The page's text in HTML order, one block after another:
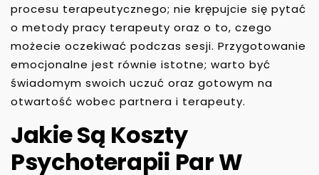
procesu terapeutycznego; nie krępujcie się pytać
o metody pracy terapeuty oraz o to, czego
możecie oczekiwać podczas sesji. Przygotowanie
emocjonalne jest równie istotne; warto być
świadomym swoich uczuć oraz gotowym na
otwartość wobec partnera i terapeuty.
Jakie Są Koszty
Psychoterapii Par W